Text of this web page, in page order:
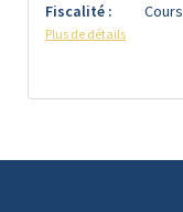
Fiscalité :
Plus de détails